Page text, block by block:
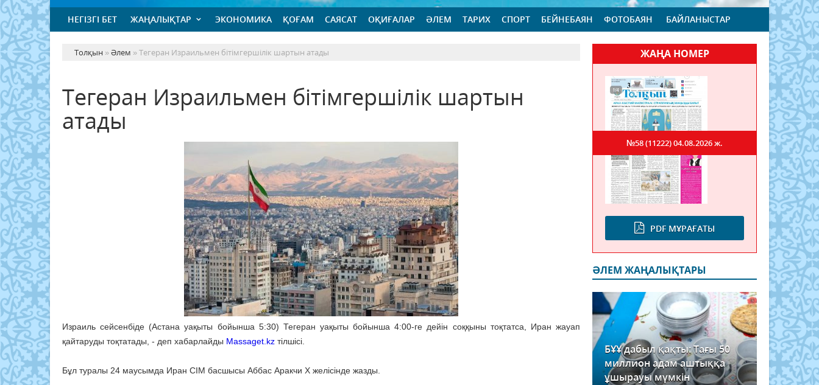
НЕГІЗГІ БЕТ ЖАҢАЛЫҚТАР ЭКОНОМИКА ҚОҒАМ САЯСАТ ОҚИҒАЛАР ӘЛЕМ ТАРИХ СПОРТ БЕЙНЕБАЯН ФОТОБАЯН БАЙЛАНЫСТАР
Толқын »Әлем » Тегеран Израильмен бітімгершілік шартын атады
Тегеран Израильмен бітімгершілік шартын
атады
Израиль сейсенбіде (Астана уақыты бойынша 5:30) Тегеран уақыты бойынша 4:00-ге дейін соққыны тоқтатса, Иран жауап
қайтаруды тоқтатады, - деп хабарлайды Massaget.kz тілшісі.
Бұл туралы 24 маусымда Иран СІМ басшысы Аббас Аракчи Х желісінде жазды.
ЖАҢА НОМЕР
PDF МҰРАҒАТЫ
№58 (11222)04.08.2026 ж.
ӘЛЕМ ЖАҢАЛЫҚТАРЫ
БҰҰ дабыл қақты: Тағы 50
миллион адам аштыққа
ұшырауы мүмкін